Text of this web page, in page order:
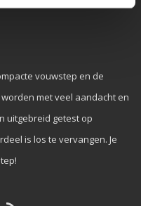
vouwstep en de
met veel aandacht en
uitgebreid getest op
is los te vervangen. Je